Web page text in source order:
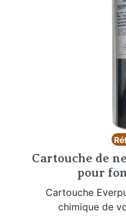
Cartouche de
pour
Cartouche
chimique de